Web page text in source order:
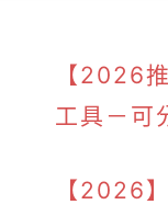
【2026
工具－可
【2026